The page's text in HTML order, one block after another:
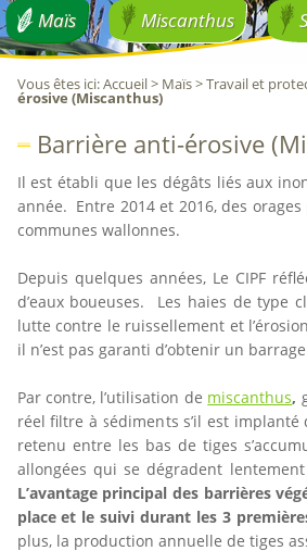
Maïs Miscanthus
Vous êtes ici:Accueil> Maïs>Travail et
érosive (Miscanthus)
Barrière anti-érosive
Il est établi que les dégâts liés aux
année. Entre 2014 et 2016, des
communes wallonnes.
Depuis quelques années, Le CIPF
d’eaux boueuses. Les haies de type
lutte contre le ruissellement et
il n’est pas garanti d’obtenir un
Par contre, l’utilisation de miscanthus,
réel filtre à sédiments s’il est
retenu entre les bas de tiges
allongées qui se dégradent
L’avantage principal des barrières
place et le suivi durant les 3
plus, la production annuelle de tiges